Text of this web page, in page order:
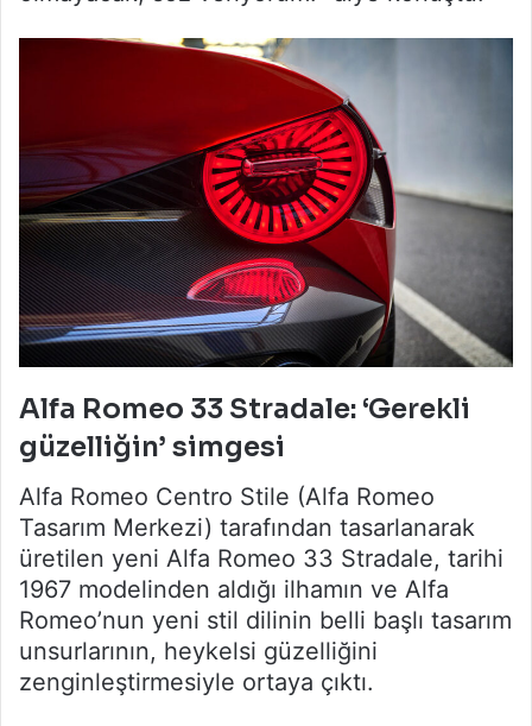
Alfa Romeo 33 Stradale: ‘Gerekli
güzelliğin’ simgesi
Alfa Romeo Centro Stile (Alfa Romeo
Tasarım Merkezi) tarafından tasarlanarak
üretilen yeni Alfa Romeo 33 Stradale, tarihi
1967 modelinden aldığı ilhamın ve Alfa
Romeo’nun yeni stil dilinin belli başlı tasarım
unsurlarının, heykelsi güzelliğini
zenginleştirmesiyle ortaya çıktı.